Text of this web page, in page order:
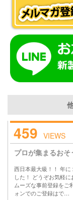
459 VIEWS
プロが集まるお
西日本最大級！！ 年に
した！ どうぞお気軽
ムーズな事前登録をご
ォンでのご登録はで…